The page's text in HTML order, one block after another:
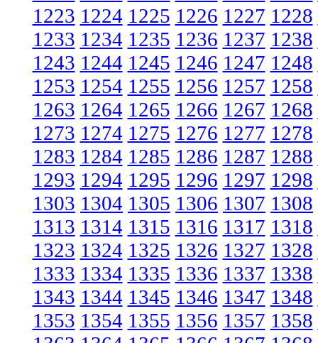
1223 1224 1225 1226 1227 1228
1233 1234 1235 1236 1237 1238
1243 1244 1245 1246 1247 1248
1253 1254 1255 1256 1257 1258
1263 1264 1265 1266 1267 1268
1273 1274 1275 1276 1277 1278
1283 1284 1285 1286 1287 1288
1293 1294 1295 1296 1297 1298
1303 1304 1305 1306 1307 1308
1313 1314 1315 1316 1317 1318
1323 1324 1325 1326 1327 1328
1333 1334 1335 1336 1337 1338
1343 1344 1345 1346 1347 1348
1353 1354 1355 1356 1357 1358